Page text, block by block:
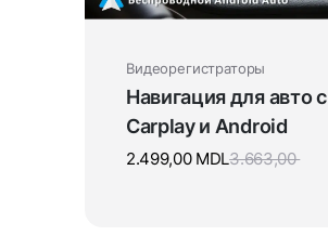
Видеорегистраторы
Навигация для авто с
Carplay и Android
3.663,00
2.499,00 MDL